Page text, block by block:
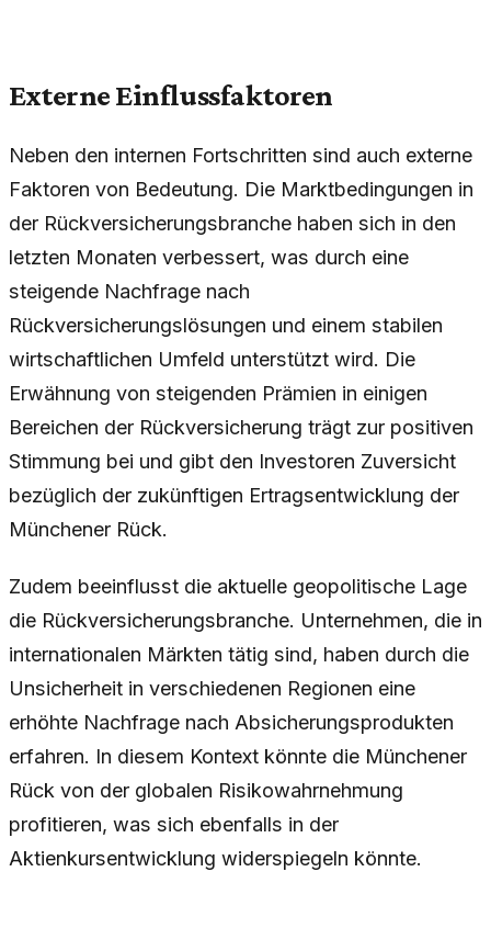
Externe Einflussfaktoren
Neben den internen Fortschritten sind auch externe
Faktoren von Bedeutung. Die Marktbedingungen in
der Rückversicherungsbranche haben sich in den
letzten Monaten verbessert, was durch eine
steigende Nachfrage nach
Rückversicherungslösungen und einem stabilen
wirtschaftlichen Umfeld unterstützt wird. Die
Erwähnung von steigenden Prämien in einigen
Bereichen der Rückversicherung trägt zur positiven
Stimmung bei und gibt den Investoren Zuversicht
bezüglich der zukünftigen Ertragsentwicklung der
Münchener Rück.
Zudem beeinflusst die aktuelle geopolitische Lage
die Rückversicherungsbranche. Unternehmen, die in
internationalen Märkten tätig sind, haben durch die
Unsicherheit in verschiedenen Regionen eine
erhöhte Nachfrage nach Absicherungsprodukten
erfahren. In diesem Kontext könnte die Münchener
Rück von der globalen Risikowahrnehmung
profitieren, was sich ebenfalls in der
Aktienkursentwicklung widerspiegeln könnte.